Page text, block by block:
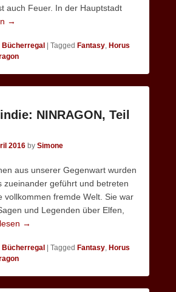
auch Feuer. In der Hauptstadt
→
Bücherregal Tagged Fantasy, Horus
NINRAGON, Teil
2016 by Simone
aus unserer Gegenwart wurden
zueinander geführt und betreten
vollkommen fremde Welt. Sie war
und Legenden über Elfen,
→
Bücherregal Tagged Fantasy, Horus